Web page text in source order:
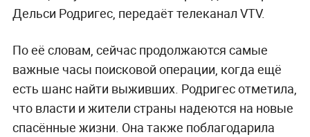
Дельси Родригес, передаёт телеканал VTV.
По её словам, сейчас продолжаются самые
важные часы поисковой операции, когда ещё
есть шанс найти выживших. Родригес отметила,
что власти и жители страны надеются на новые
спасённые жизни. Она также поблагодарила